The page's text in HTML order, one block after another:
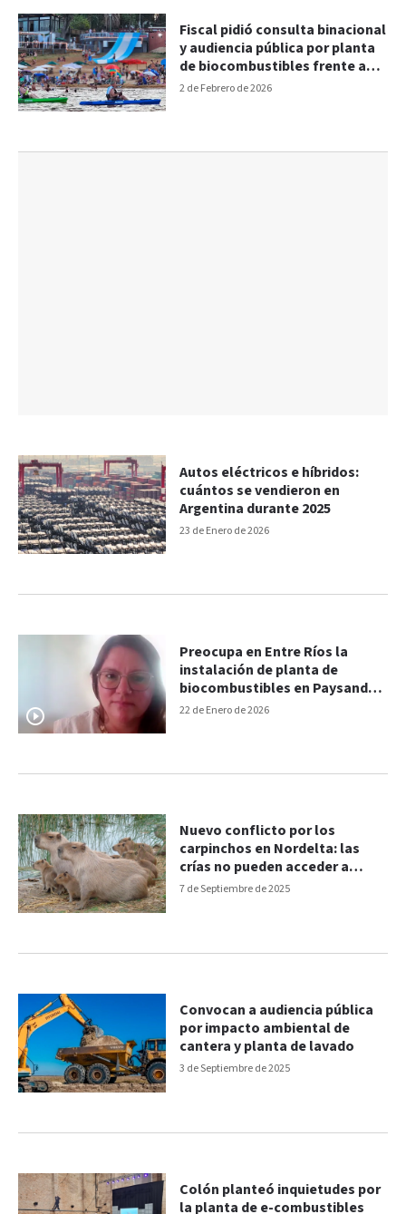
2 de Febrero de 2026
Fiscal pidió consulta binacional
y audiencia pública por planta
de biocombustibles frente a
Colón
23 de Enero de 2026
Autos eléctricos e híbridos:
cuántos se vendieron en
Argentina durante 2025
22 de Enero de 2026
Preocupa en Entre Ríos la
instalación de planta de
biocombustibles en Paysandú:
investigan impacto ambiental
7 de Septiembre de 2025
Nuevo conflicto por los
carpinchos en Nordelta: las
crías no pueden acceder a
tierra firme
3 de Septiembre de 2025
Convocan a audiencia pública
por impacto ambiental de
cantera y planta de lavado
Colón planteó inquietudes por
la planta de e-combustibles